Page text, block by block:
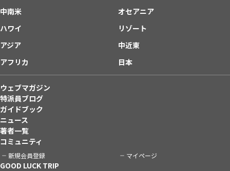
中南米
オセアニア
ハワイ
リゾート
アジア
中近東
アフリカ
日本
ウェブマガジン
特派員ブログ
ガイドブック
ニュース
著者一覧
コミュニティ
新規会員登録 マイページ
GOOD LUCK TRIP